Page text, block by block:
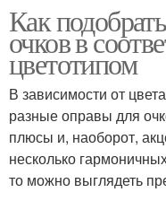
Как
очков в
цветотипом
В зависимости от
разные оправы для
плюсы и, наоборот,
несколько
то можно выглядеть